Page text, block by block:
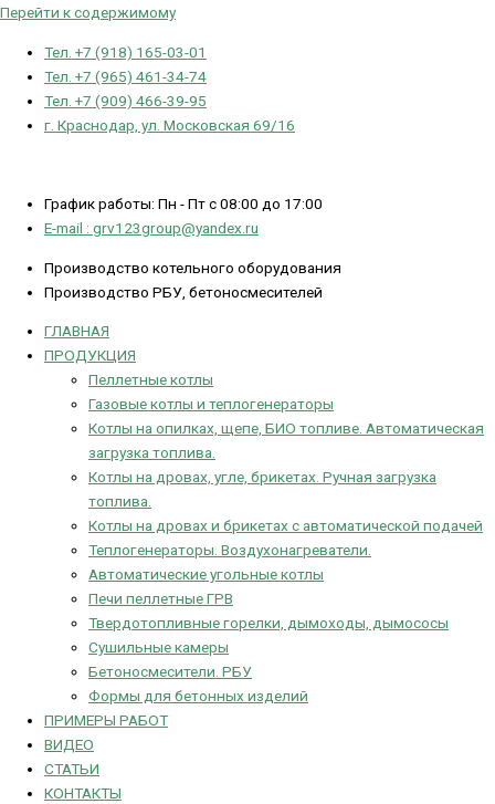
Перейти к содержимому
Тел. +7 (918) 165-03-01
Тел. +7 (965) 461-34-74
Тел. +7 (909) 466-39-95
г. Краснодар, ул. Московская 69/16
График работы: Пн - Пт с 08:00 до 17:00
E-mail : grv123group@yandex.ru
Производство котельного оборудования
Производство РБУ, бетоносмесителей
ГЛАВНАЯ
ПРОДУКЦИЯ
Пеллетные котлы
Газовые котлы и теплогенераторы
Котлы на опилках, щепе, БИО топливе. Автоматическая
загрузка топлива.
Котлы на дровах, угле, брикетах. Ручная загрузка
топлива.
Котлы на дровах и брикетах с автоматической подачей
Теплогенераторы. Воздухонагреватели.
Автоматические угольные котлы
Печи пеллетные ГРВ
Твердотопливные горелки, дымоходы, дымососы
Сушильные камеры
Бетоносмесители. РБУ
Формы для бетонных изделий
ПРИМЕРЫ РАБОТ
ВИДЕО
СТАТЬИ
КОНТАКТЫ